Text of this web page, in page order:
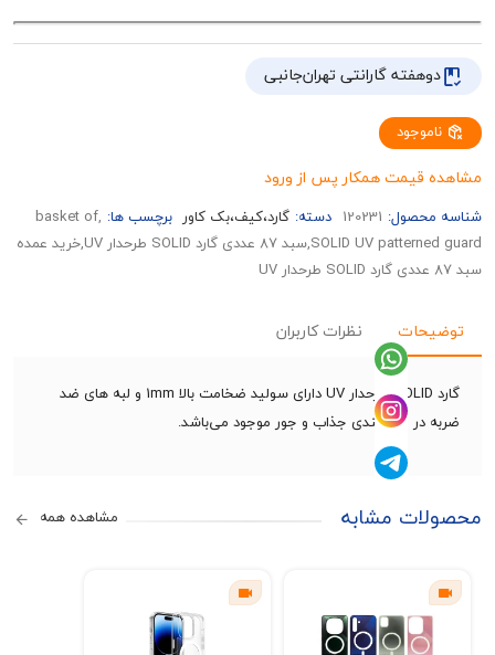
گارانتی تهران‌جانبی
همکار پس از ورود
120231 دسته: گارد،کیف،بک کاور برچسب ها:
,basket of
SOLID UV patterned guard,سبد 87 عددی گارد SOLID طرحدار UV,خرید عمده
نظرات کاربران
گارد SOLID طرحدار UV دارای سولید ضخامت بالا 1mm و لبه های ضد
در طرح بندی جذاب و جور موجود می‌باشد.
مشابه مشاهده همه